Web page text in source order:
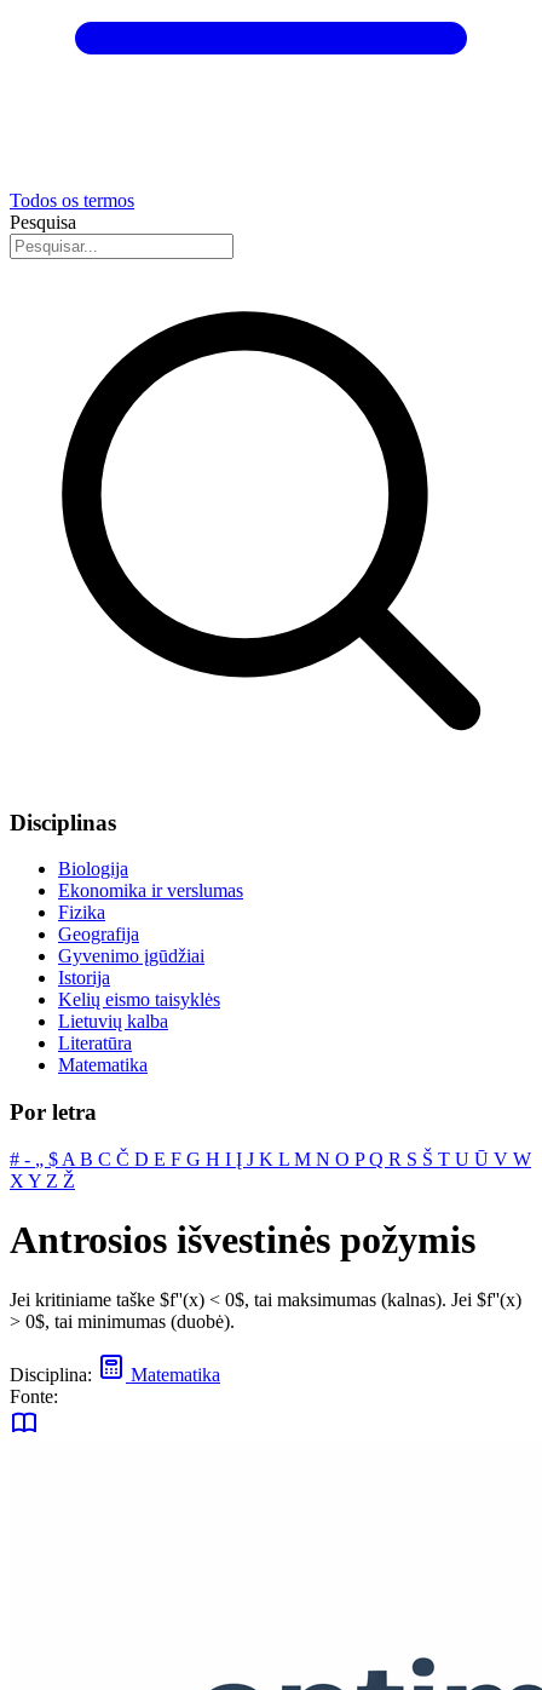
Todos os termos
Pesquisa
Disciplinas
Biologija
Ekonomika ir verslumas
Fizika
Geografija
Gyvenimo įgūdžiai
Istorija
Kelių eismo taisyklės
Lietuvių kalba
Literatūra
Matematika
Por letra
# ‐ „ $ A B C Č D E F G H I Į J K L M N O PQ R S Š T U Ū V W
X Y Z Ž
Antrosios išvestinės požymis
Jei kritiniame taške $f''(x) < 0$, tai maksimumas (kalnas). Jei $f''(x)
> 0$, tai minimumas (duobė).
Disciplina:
Matematika
Fonte: